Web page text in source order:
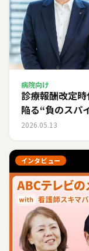
病院向け
診療報酬改定
陥る“負のスパ
2026.05.13
インタビュー